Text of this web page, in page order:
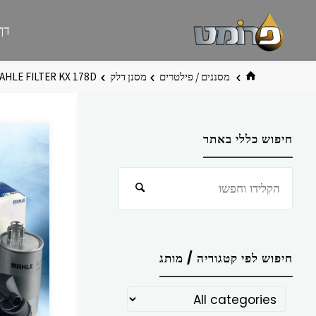
בית מסננים / פילטרים מסנן דלק FILTER KX 178D
חיפוש כללי באתר
חיפוש
חיפוש לפי קטגוריה / מותג